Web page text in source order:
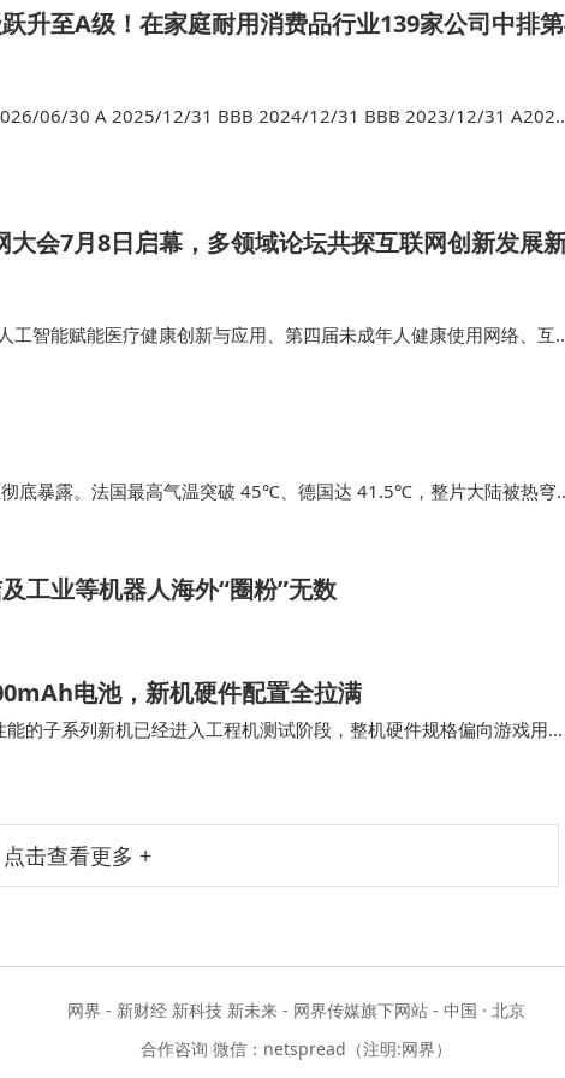
升至A级！在家庭耐用消费品行业139家公司中排
06/30 A 2025/12/31 BBB 2024/12/31 BBB 2023/12/31
来看，A股上市公司中，按照GI…
大会7月8日启幕，多领域论坛共探互联网创新发展
工智能赋能医疗健康创新与应用、第四届未成年人健康使用网络、互
智能时代的知识产权与合规治理、OPENVELA 开源生态发展、数据安
底暴露。法国最高气温突破 45℃、德国达 41.5℃，整片大陆被热穹
国低至 3%，并非民众无需制冷，而是当地严苛法规抬高了空调安装门
工业等机器人海外“圈粉”无数
电池，新机硬件配置全拉满
的子系列新机已经进入工程机测试阶段，整机硬件规格偏向游戏用
以及小幅阉割外围的 8E5 Q 版。 屏…
点击查看更多 +
网界 - 新财经 新科技 新未来 - 网界传媒旗下网站 - 中国 · 北京
合作咨询 微信：netspread（注明:网界）